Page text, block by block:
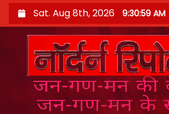
k
Sat. Aug 8th, 2026 9:31:00 AM